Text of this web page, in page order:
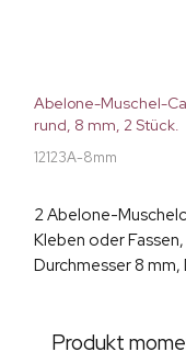
Abelone-Muschel-
rund, 8 mm, 2 Stück.
12123A-8mm
2 Abelone-
Kleben oder
Durchmesser 8 mm,
Produkt